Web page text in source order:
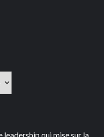
leadership qui mise sur la